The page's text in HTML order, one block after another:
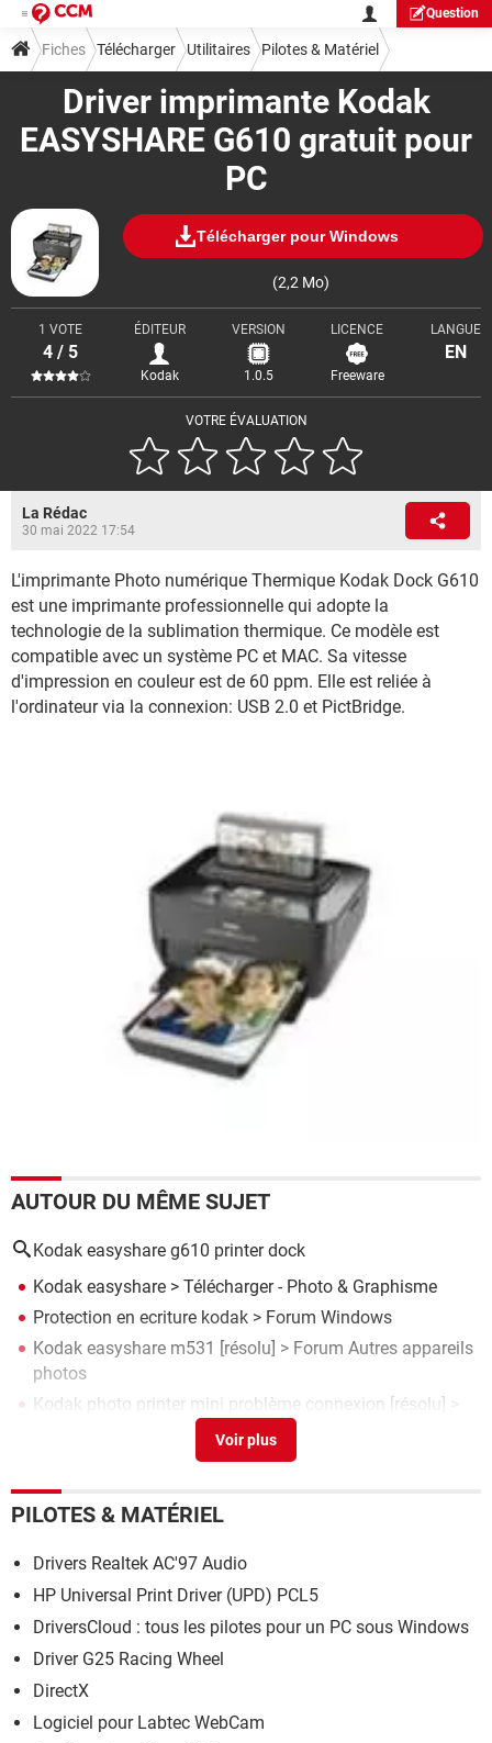
Question
Driver imprimante Kodak
EASYSHARE G610 gratuit pour
PC
Télécharger pour Windows
(2,2 Mo)
VOTRE ÉVALUATION
1 VOTE
4 / 5
ÉDITEUR
Kodak
VERSION
1.0.5
LICENCE
Freeware
LANGUE
EN
Fiches Télécharger Utilitaires Pilotes & Matériel
La Rédac
30 mai 2022 17:54
L'imprimante Photo numérique Thermique Kodak Dock G610
est une imprimante professionnelle qui adopte la
technologie de la sublimation thermique. Ce modèle est
compatible avec un système PC et MAC. Sa vitesse
d'impression en couleur est de 60 ppm. Elle est reliée à
l'ordinateur via la connexion: USB 2.0 et PictBridge.
AUTOUR DU MÊME SUJET
Kodak easyshare g610 printer dock
Kodak easyshare > Télécharger - Photo & Graphisme
Protection en ecriture kodak > Forum Windows
Kodak easyshare m531 [résolu] > Forum Autres appareils
photos
Kodak photo printer mini problème connexion [résolu] >
Kodak easyshare g600> Télécharger - Pilotes & Matériel
PILOTES & MATÉRIEL
Drivers Realtek AC'97 Audio
HP Universal Print Driver (UPD) PCL5
DriversCloud : tous les pilotes pour un PC sous Windows
Driver G25 Racing Wheel
DirectX
Logiciel pour Labtec WebCam